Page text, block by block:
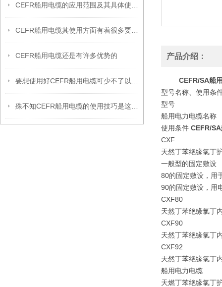
CEFR船用电缆还是有许多优势的 产品介绍：
CEFR/SA船
型号名称、使用条
型号
船用电力电缆名称
使用条件 CEFR/
CXF
天然丁苯绝缘氯丁
一般型的固定敷设
80的固定敷设，用
90的固定敷设，用
CXF80
天然丁苯绝缘氯丁
CXF90
天然丁苯绝缘氯丁
CXF92
天然丁苯绝缘氯丁
船用电力电缆
天燃丁苯绝缘氯丁